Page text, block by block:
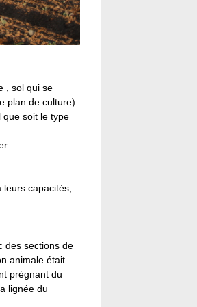
, sol qui se
plan de culture).
que soit le type
capacités,
des sections de
animale était
prégnant du
lignée du